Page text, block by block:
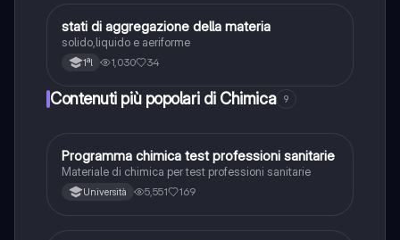
Chimica
stati di aggregazione della materia
solido,liquido e aeriforme
1ªl 1,030 34
Contenuti più popolari di Chimica 9
Chimica
Programma chimica test professioni sanitarie
Materiale di chimica per test professioni sanitarie
Università 5,551 169